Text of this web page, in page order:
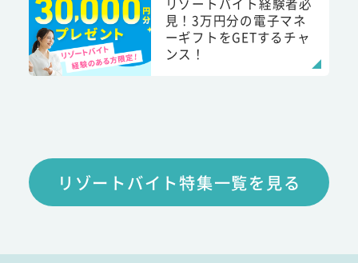
見！3万円分の電子マネ
ーギフトをGETするチャ
ンス！
リゾートバイト特集一覧を見る